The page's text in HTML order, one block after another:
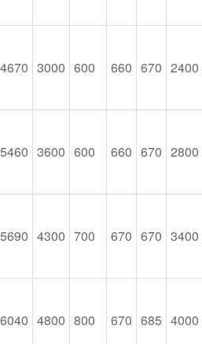
4670 3000 600 660 670 2400
5460 3600 600 660 670 2800
5690 4300 700 670 670 3400
6040 4800 800 670 685 4000